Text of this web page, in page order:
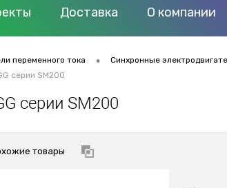
Доставка О компании
переменного тока • Синхронные
серии SM200
серии SM200
товары